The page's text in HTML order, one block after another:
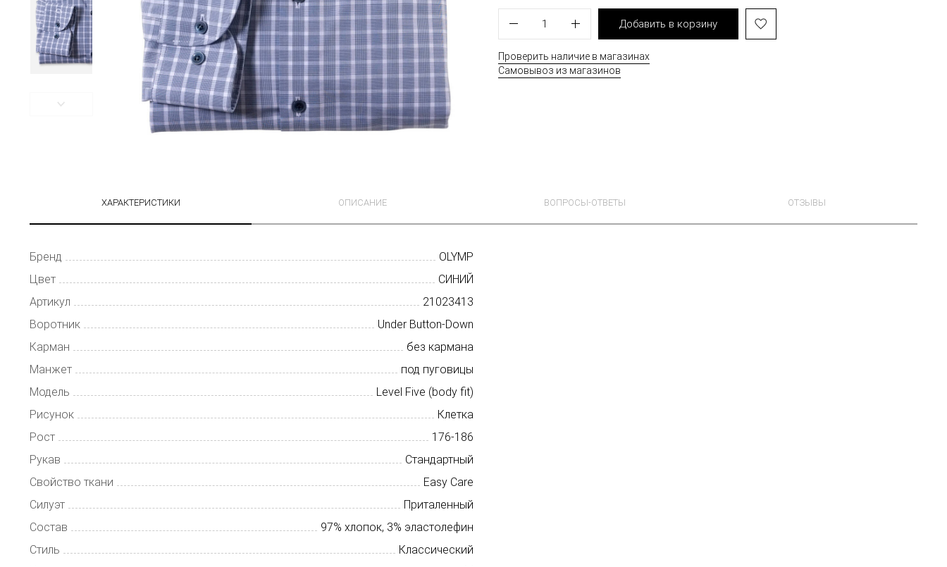
1 Добавить в корзину
Проверить наличие в магазинах
Самовывоз из магазинов
ХАРАКТЕРИСТИКИ ОПИСАНИЕ ВОПРОСЫ-ОТВЕТЫ ОТЗЫВЫ
Бренд
OLYMP
Цвет
СИНИЙ
Артикул
21023413
Воротник
Under Button-Down
Карман
без кармана
Манжет
под пуговицы
Модель
Level Five (body fit)
Рисунок
Клетка
Рост
176-186
Рукав
Стандартный
Свойство ткани
Easy Care
Силуэт
Приталенный
Состав
97% хлопок, 3% эластолефин
Стиль
Классический